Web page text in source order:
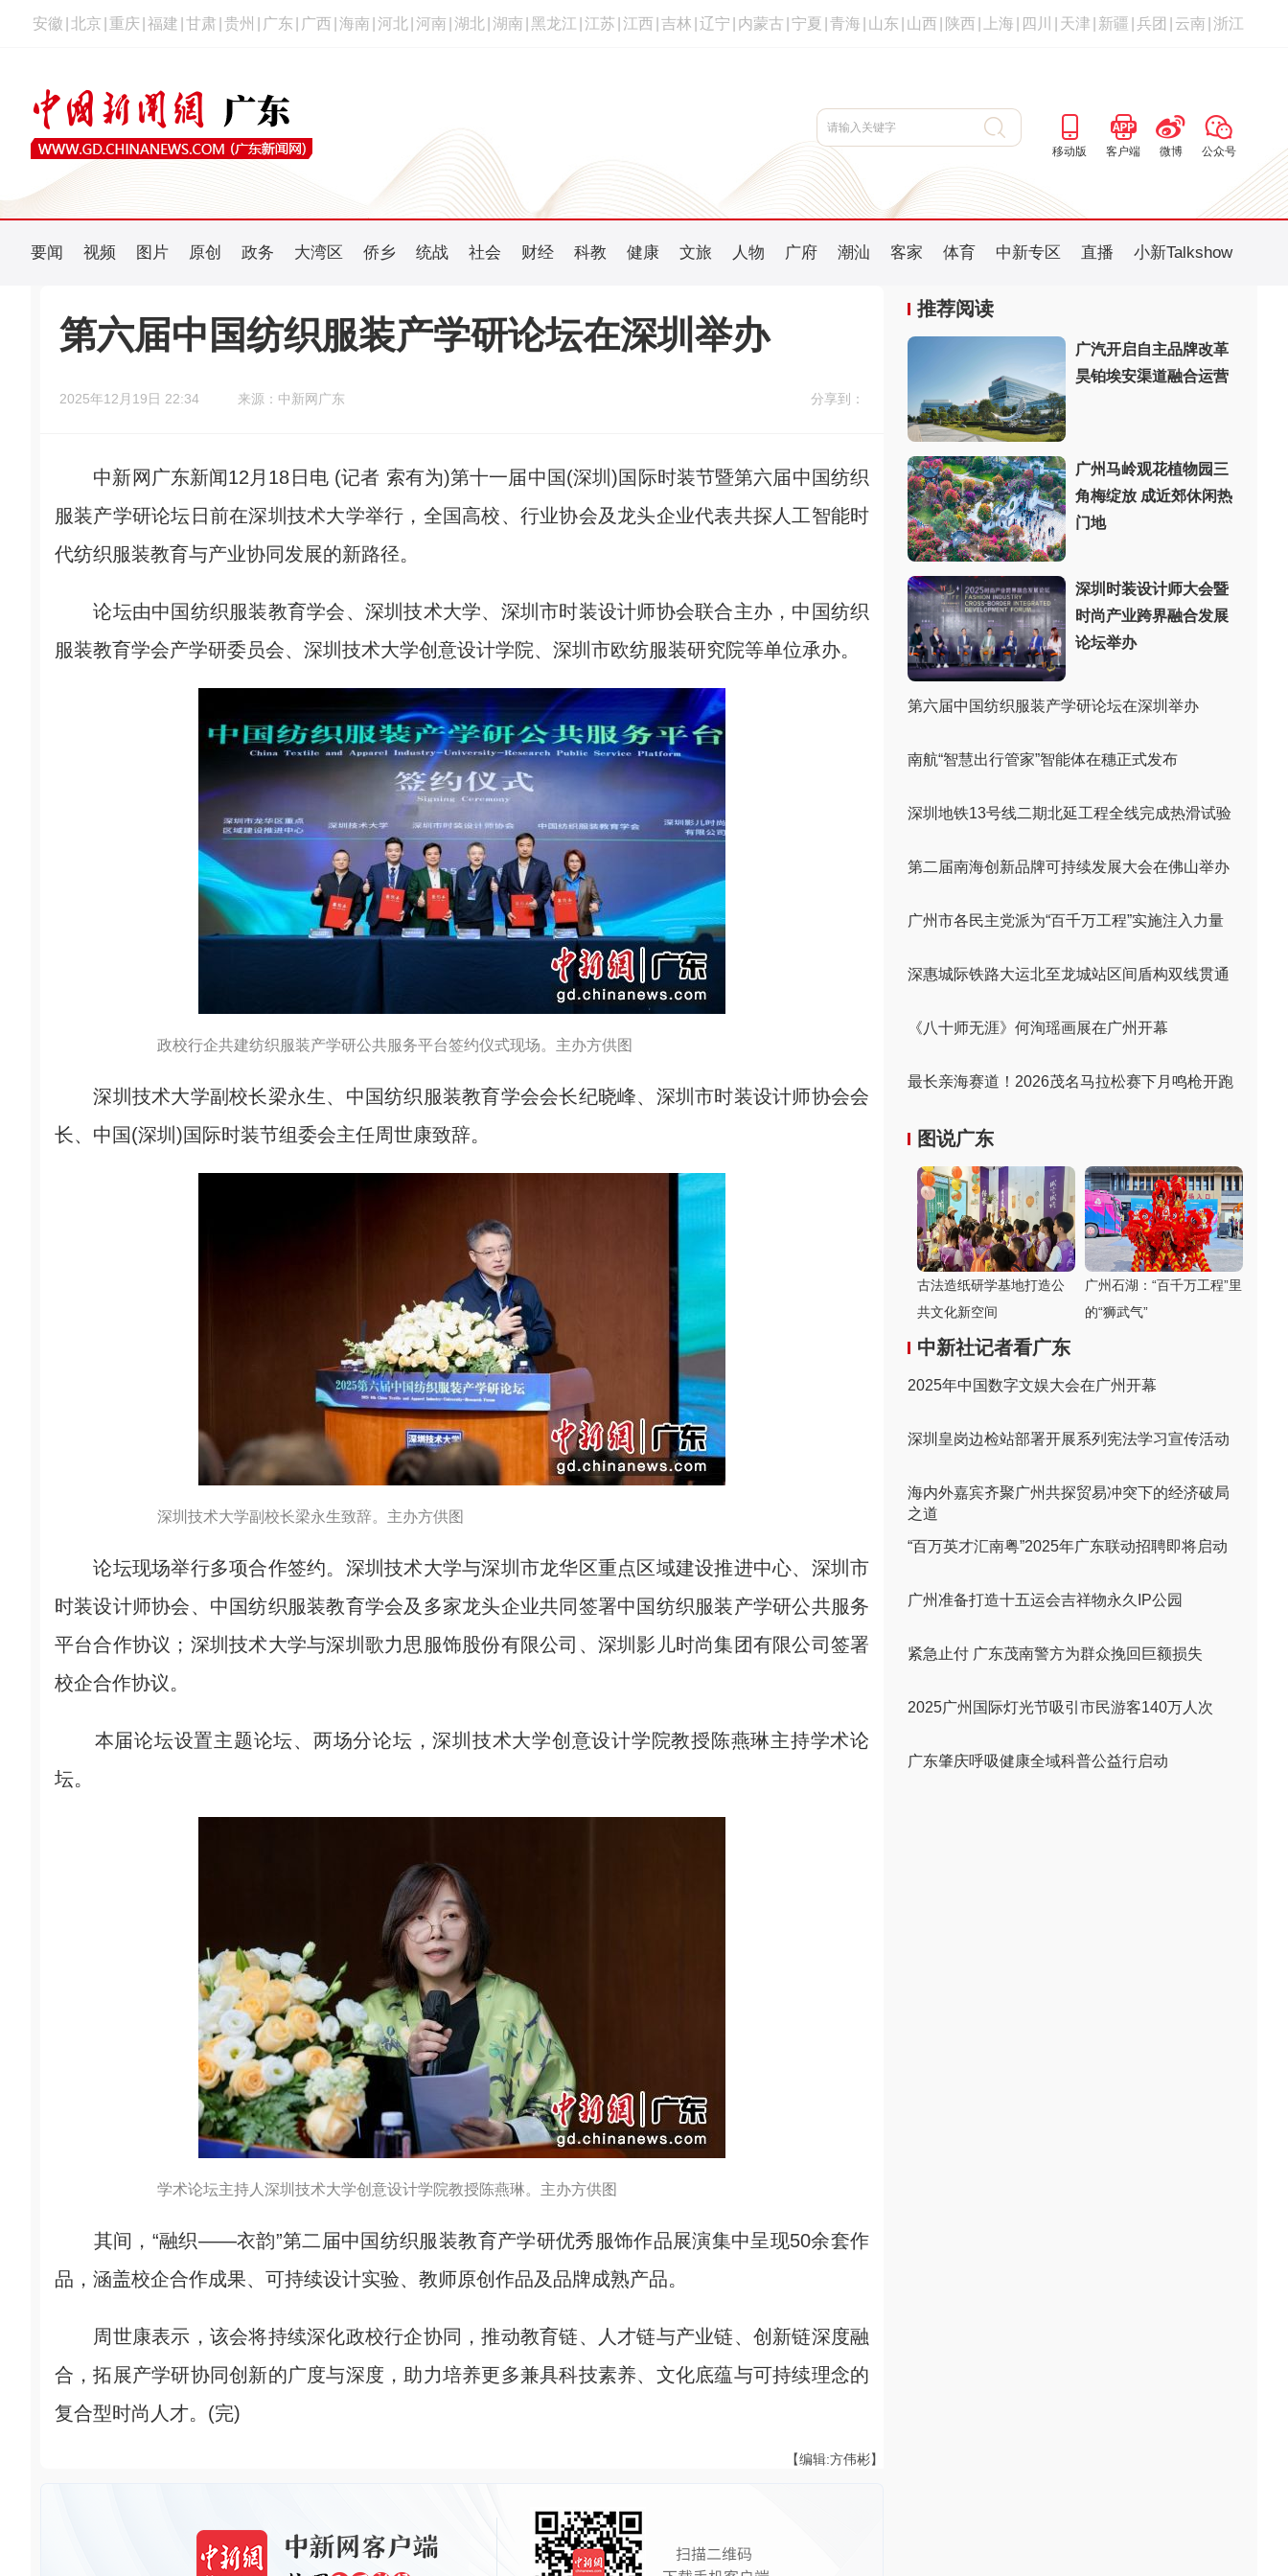
安徽 北京 重庆 福建 甘肃 贵州 广东 广西 海南 河北 河南 湖北 湖南 黑龙江 江苏 江西 吉林 辽宁 内蒙古 宁夏 青海 山东 山西 陕西 上海 四川 天津 新疆 兵团 云南 浙江
移动版 客户端 微博 公众号
要闻 视频 图片 原创 政务 大湾区 侨乡 统战 社会 财经 科教 健康 文旅 人物 广府 潮汕 客家 体育 中新专区 直播 小新Talkshow
第六届中国纺织服装产学研论坛在深圳举办
2025年12月19日 22:34 来源：中新网广东 分享到：
中新网广东新闻12月18日电 (记者 索有为)第十一届中国(深圳)国际时装节暨第六届中国纺织
服装产学研论坛日前在深圳技术大学举行，全国高校、行业协会及龙头企业代表共探人工智能时
代纺织服装教育与产业协同发展的新路径。
论坛由中国纺织服装教育学会、深圳技术大学、深圳市时装设计师协会联合主办，中国纺织
服装教育学会产学研委员会、深圳技术大学创意设计学院、深圳市欧纺服装研究院等单位承办。
政校行企共建纺织服装产学研公共服务平台签约仪式现场。主办方供图
深圳技术大学副校长梁永生、中国纺织服装教育学会会长纪晓峰、深圳市时装设计师协会会
长、中国(深圳)国际时装节组委会主任周世康致辞。
深圳技术大学副校长梁永生致辞。主办方供图
论坛现场举行多项合作签约。深圳技术大学与深圳市龙华区重点区域建设推进中心、深圳市
时装设计师协会、中国纺织服装教育学会及多家龙头企业共同签署中国纺织服装产学研公共服务
平台合作协议；深圳技术大学与深圳歌力思服饰股份有限公司、深圳影儿时尚集团有限公司签署
校企合作协议。
本届论坛设置主题论坛、两场分论坛，深圳技术大学创意设计学院教授陈燕琳主持学术论
坛。
学术论坛主持人深圳技术大学创意设计学院教授陈燕琳。主办方供图
其间，“融织——衣韵”第二届中国纺织服装教育产学研优秀服饰作品展演集中呈现50余套作
品，涵盖校企合作成果、可持续设计实验、教师原创作品及品牌成熟产品。
周世康表示，该会将持续深化政校行企协同，推动教育链、人才链与产业链、创新链深度融
合，拓展产学研协同创新的广度与深度，助力培养更多兼具科技素养、文化底蕴与可持续理念的
复合型时尚人才。(完)
【编辑:方伟彬】
推荐阅读
广汽开启自主品牌改革
昊铂埃安渠道融合运营
广州马岭观花植物园三
角梅绽放 成近郊休闲热
门地
深圳时装设计师大会暨
时尚产业跨界融合发展
论坛举办
第六届中国纺织服装产学研论坛在深圳举办
南航“智慧出行管家”智能体在穗正式发布
深圳地铁13号线二期北延工程全线完成热滑试验
第二届南海创新品牌可持续发展大会在佛山举办
广州市各民主党派为“百千万工程”实施注入力量
深惠城际铁路大运北至龙城站区间盾构双线贯通
《八十师无涯》何洵瑶画展在广州开幕
最长亲海赛道！2026茂名马拉松赛下月鸣枪开跑
图说广东
古法造纸研学基地打造公
共文化新空间
广州石湖：“百千万工程”里
的“狮武气”
中新社记者看广东
2025年中国数字文娱大会在广州开幕
深圳皇岗边检站部署开展系列宪法学习宣传活动
海内外嘉宾齐聚广州共探贸易冲突下的经济破局
之道
“百万英才汇南粤”2025年广东联动招聘即将启动
广州准备打造十五运会吉祥物永久IP公园
紧急止付 广东茂南警方为群众挽回巨额损失
2025广州国际灯光节吸引市民游客140万人次
广东肇庆呼吸健康全域科普公益行启动